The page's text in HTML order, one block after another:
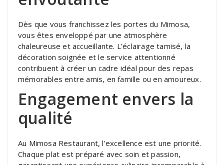
Dès que vous franchissez les portes du Mimosa,
vous êtes enveloppé par une atmosphère
chaleureuse et accueillante. L’éclairage tamisé, la
décoration soignée et le service attentionné
contribuent à créer un cadre idéal pour des repas
mémorables entre amis, en famille ou en amoureux.
Engagement envers la
qualité
Au Mimosa Restaurant, l’excellence est une priorité.
Chaque plat est préparé avec soin et passion,